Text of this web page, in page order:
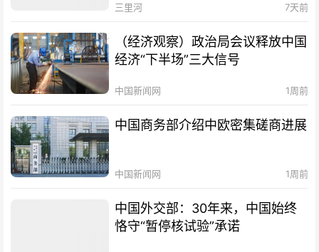
三里河 7天前
（经济观察）政治局会议释放中国
经济“下半场”三大信号
中国新闻网 1周前
中国商务部介绍中欧密集磋商进展
中国新闻网 1周前
中国外交部：30年来，中国始终
恪守“暂停核试验”承诺